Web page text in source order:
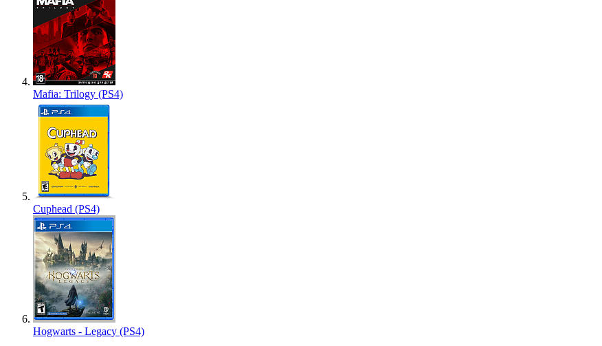
Mafia: Trilogy (PS4)
Cuphead (PS4)
Hogwarts - Legacy (PS4)